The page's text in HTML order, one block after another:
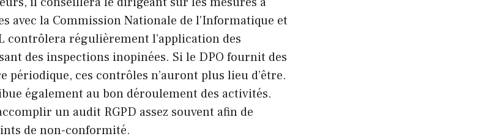
avec la Commission Nationale de l’Informatique et
contrôlera régulièrement l’application des
des inspections inopinées. Si le DPO fournit des
périodique, ces contrôles n’auront plus lieu d’être.
également au bon déroulement des activités.
un audit RGPD assez souvent afin de
de non-conformité.